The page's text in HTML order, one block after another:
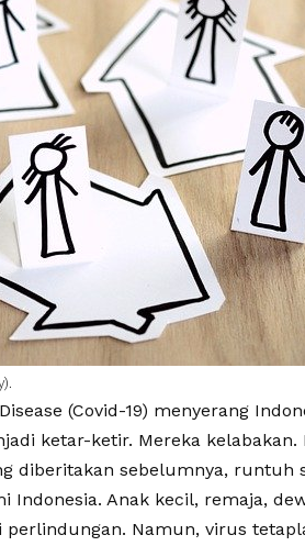
(Covid-19) menyerang
ketar-ketir. Mereka kelabakan.
diberitakan sebelumnya, runtuh
Anak kecil, remaja,
Namun, virus